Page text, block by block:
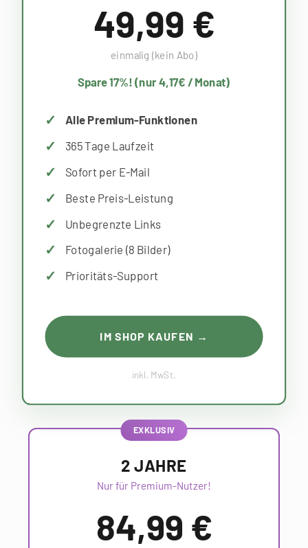
49,99 €
einmalig (kein Abo)
Spare 17%! (nur 4,17€ / Monat)
Alle Premium-Funktionen
365 Tage Laufzeit
Sofort per E-Mail
Beste Preis-Leistung
Unbegrenzte Links
Fotogalerie (8 Bilder)
Prioritäts-Support
IM SHOP KAUFEN →
inkl. MwSt.
2 JAHRE
Nur für Premium-Nutzer!
84,99 €